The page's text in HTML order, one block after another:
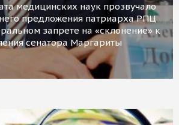
медицинских наук прозвучало
предложения патриарха РПЦ
запрете на «склонение» к
сенатора Маргариты